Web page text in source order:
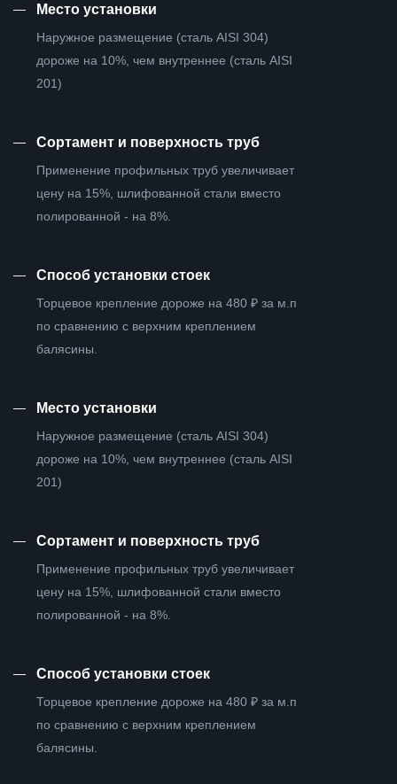
— Место установки
Наружное размещение (сталь AISI 304)
дороже на 10%, чем внутреннее (сталь AISI
201)
— Сортамент и поверхность труб
Применение профильных труб увеличивает
цену на 15%, шлифованной стали вместо
полированной - на 8%.
— Способ установки стоек
Торцевое крепление дороже на 480 ₽ за м.п
по сравнению с верхним креплением
балясины.
— Место установки
Наружное размещение (сталь AISI 304)
дороже на 10%, чем внутреннее (сталь AISI
201)
— Сортамент и поверхность труб
Применение профильных труб увеличивает
цену на 15%, шлифованной стали вместо
полированной - на 8%.
— Способ установки стоек
Торцевое крепление дороже на 480 ₽ за м.п
по сравнению с верхним креплением
балясины.